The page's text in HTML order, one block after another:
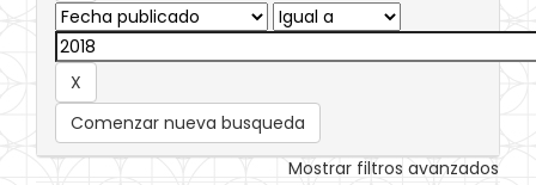
Comenzar nueva busqueda
Mostrar filtros avanzados